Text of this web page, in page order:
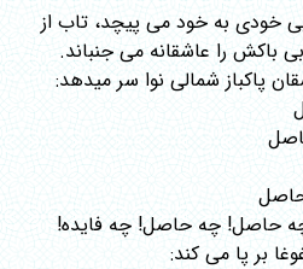
خودی به خود می پیچد، تاب از
را عاشقانه می جنباند.
پاکباز شمالی نوا سر میدهد:
حاصل! چه حاصل! چه فایده!
بر پا می کند: